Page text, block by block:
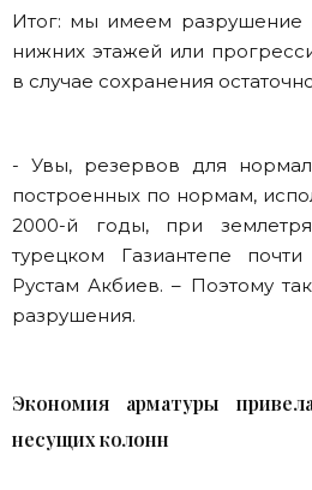
Итог: мы имеем разрушение
нижних этажей или
в случае сохранения
- Увы, резервов для
построенных по нормам,
2000-й годы, при
турецком Газиантепе
Рустам Акбиев. – Поэтому
разрушения.
Экономия арматуры
несущих колонн